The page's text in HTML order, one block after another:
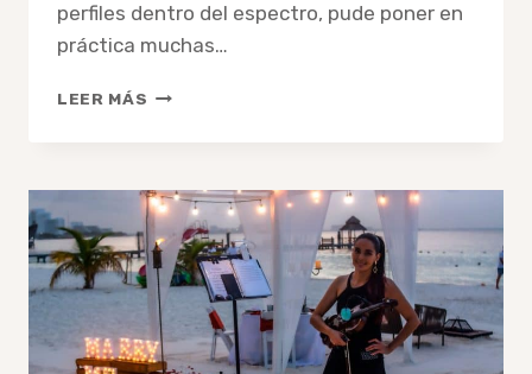
perfiles dentro del espectro, pude poner en
práctica muchas…
LEER MÁS CLASES
AUTISTAS
EN
CANCÚN